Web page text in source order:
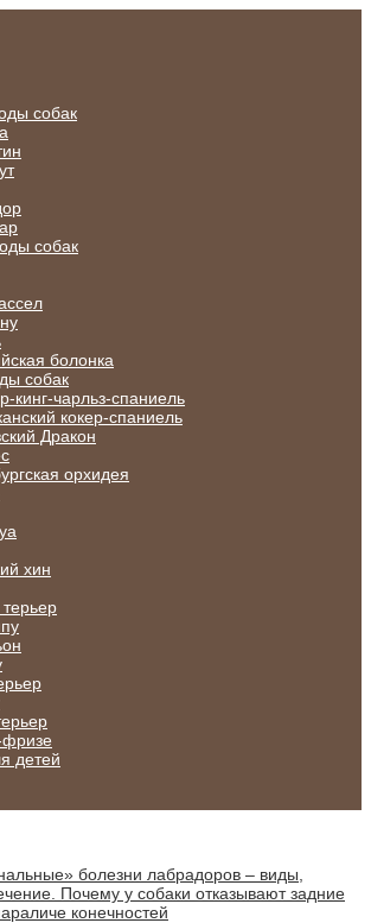
собак
собак
болонка
собак
кинг-чарльз-спаниель
кокер-спаниель
Дракон
орхидея
хин
детей
болезни лабрадоров – виды,
Почему у собаки отказывают задние
конечностей